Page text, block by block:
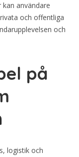
kan användare
och offentliga
och
på
logistik och